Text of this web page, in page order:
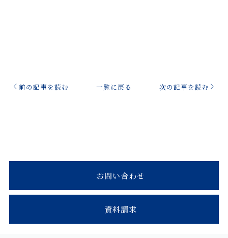
前の記事を読む 一覧に戻る 次の記事を読む
お問い合わせ
資料請求